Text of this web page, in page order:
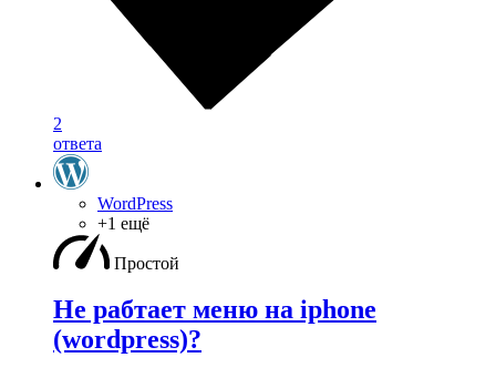
2
ответа
WordPress
+1 ещё
Простой
Не рабтает меню на iphone
(wordpress)?